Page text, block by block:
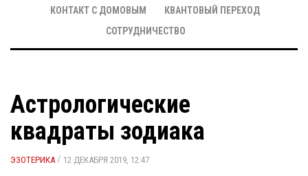
КОНТАКТ С ДОМОВЫМ
КВАНТОВЫЙ ПЕРЕХОД
СОТРУДНИЧЕСТВО
Астрологические
квадраты зодиака
ЭЗОТЕРИКА / 12 ДЕКАБРЯ 2019, 12:47